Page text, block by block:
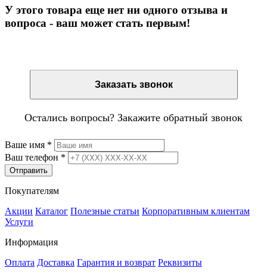
У этого товара еще нет ни одного отзыва и
вопроса - ваш может стать первым!
Заказать звонок
Остались вопросы? Закажите обратный звонок
Ваше имя *
Ваш телефон *
Отправить
Покупателям
Акции Каталог Полезные статьи Корпоративным клиентам
Услуги
Информация
Оплата Доставка Гарантия и возврат Реквизиты